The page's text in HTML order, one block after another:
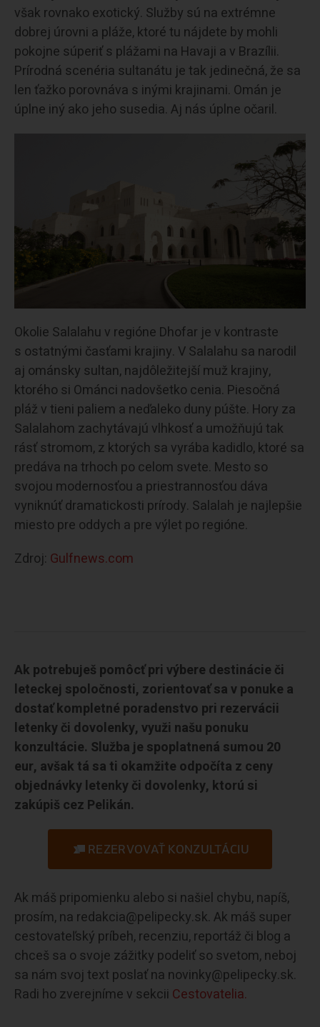
však rovnako exotický. Služby sú na extrémne
dobrej úrovni a pláže, ktoré tu nájdete by mohli
pokojne súperiť s plážami na Havaji a v Brazílii.
Prírodná scenéria sultanátu je tak jedinečná, že sa
len ťažko porovnáva s inými krajinami. Omán je
úplne iný ako jeho susedia. Aj nás úplne očaril.
Okolie Salalahu v regióne Dhofar je v kontraste
s ostatnými časťami krajiny. V Salalahu sa narodil
aj ománsky sultan, najdôležitejší muž krajiny,
ktorého si Ománci nadovšetko cenia. Piesočná
pláž v tieni paliem a neďaleko duny púšte. Hory za
Salalahom zachytávajú vlhkosť a umožňujú tak
rásť stromom, z ktorých sa vyrába kadidlo, ktoré sa
predáva na trhoch po celom svete. Mesto so
svojou modernosťou a priestrannosťou dáva
vyniknúť dramatickosti prírody. Salalah je najlepšie
miesto pre oddych a pre výlet po regióne.
Zdroj: Gulfnews.com
Ak potrebuješ pomôcť pri výbere destinácie či
leteckej spoločnosti, zorientovať sa v ponuke a
dostať kompletné poradenstvo pri rezervácii
letenky či dovolenky, využi našu ponuku
konzultácie. Služba je spoplatnená sumou 20
eur, avšak tá sa ti okamžite odpočíta z ceny
objednávky letenky či dovolenky, ktorú si
zakúpiš cez Pelikán.
REZERVOVAŤ KONZULTÁCIU
Ak máš pripomienku alebo si našiel chybu, napíš,
prosím, na redakcia@pelipecky.sk. Ak máš super
cestovateľský príbeh, recenziu, reportáž či blog a
chceš sa o svoje zážitky podeliť so svetom, neboj
sa nám svoj text poslať na novinky@pelipecky.sk.
Radi ho zverejníme v sekcii Cestovatelia.